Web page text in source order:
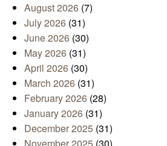
August 2026 (7)
July 2026 (31)
June 2026 (30)
May 2026 (31)
April 2026 (30)
March 2026 (31)
February 2026 (28)
January 2026 (31)
December 2025 (31)